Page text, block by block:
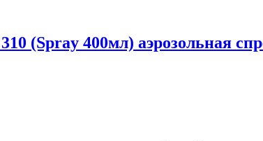
(Spray 400мл) аэрозольная